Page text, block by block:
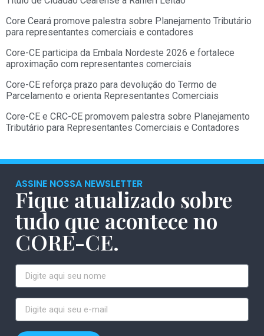
Core Ceará promove palestra sobre Planejamento Tributário
para representantes comerciais e contadores
Core-CE participa da Embala Nordeste 2026 e fortalece
aproximação com representantes comerciais
Core-CE reforça prazo para devolução do Termo de
Parcelamento e orienta Representantes Comerciais
Core-CE e CRC-CE promovem palestra sobre Planejamento
Tributário para Representantes Comerciais e Contadores
ASSINE NOSSA NEWSLETTER
Fique atualizado sobre
tudo que acontece no
CORE-CE.